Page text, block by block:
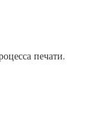
печати.